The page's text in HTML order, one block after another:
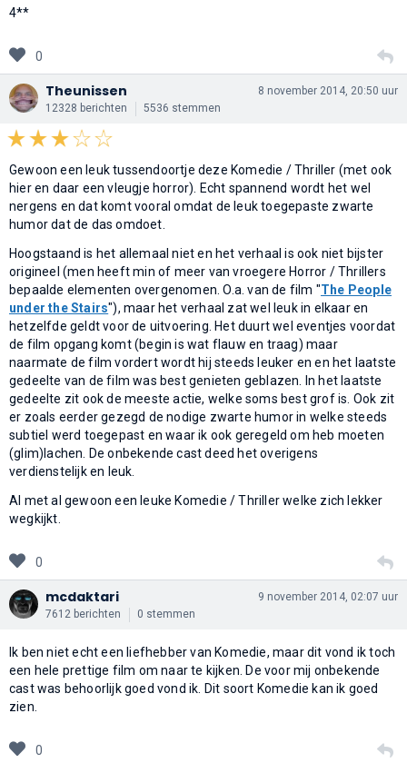
4**
0
Theunissen
12328 berichten 5536 stemmen
8 november 2014, 20:50 uur
Gewoon een leuk tussendoortje deze Komedie / Thriller (met ook
hier en daar een vleugje horror). Echt spannend wordt het wel
nergens en dat komt vooral omdat de leuk toegepaste zwarte
humor dat de das omdoet.
Hoogstaand is het allemaal niet en het verhaal is ook niet bijster
origineel (men heeft min of meer van vroegere Horror / Thrillers
bepaalde elementen overgenomen. O.a. van de film "The People
under the Stairs"), maar het verhaal zat wel leuk in elkaar en
hetzelfde geldt voor de uitvoering. Het duurt wel eventjes voordat
de film opgang komt (begin is wat flauw en traag) maar
naarmate de film vordert wordt hij steeds leuker en en het laatste
gedeelte van de film was best genieten geblazen. In het laatste
gedeelte zit ook de meeste actie, welke soms best grof is. Ook zit
er zoals eerder gezegd de nodige zwarte humor in welke steeds
subtiel werd toegepast en waar ik ook geregeld om heb moeten
(glim)lachen. De onbekende cast deed het overigens
verdienstelijk en leuk.
Al met al gewoon een leuke Komedie / Thriller welke zich lekker
wegkijkt.
0
mcdaktari
7612 berichten 0 stemmen
9 november 2014, 02:07 uur
Ik ben niet echt een liefhebber van Komedie, maar dit vond ik toch
een hele prettige film om naar te kijken. De voor mij onbekende
cast was behoorlijk goed vond ik. Dit soort Komedie kan ik goed
zien.
0